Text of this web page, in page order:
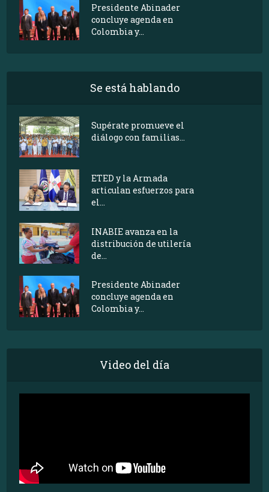
Presidente Abinader
concluye agenda en
Colombia y...
Se está hablando
Supérate promueve el
diálogo con familias...
ETED y la Armada
articulan esfuerzos para
el...
INABIE avanza en la
distribución de utilería
de...
Presidente Abinader
concluye agenda en
Colombia y...
Video del día